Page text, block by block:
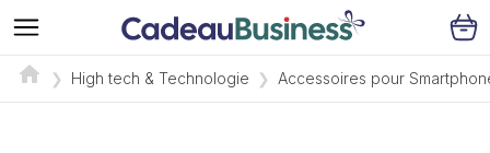
High tech & Technologie Accessoires pour